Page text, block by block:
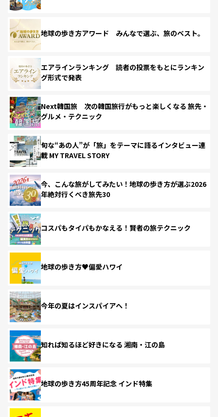
地球の歩き方アワード みんなで選ぶ、旅のベスト。
エアラインランキング 読者の投票をもとにランキン
グ形式で発表
Next韓国旅 次の韓国旅行がもっと楽しくなる 旅先・
グルメ・テクニック
旬な“あの人”が「旅」をテーマに語るインタビュー連
載 MY TRAVEL STORY
今、こんな旅がしてみたい！地球の歩き方が選ぶ2026
年絶対行くべき旅先30
コスパもタイパもかなえる！賢者の旅テクニック
地球の歩き方♥偏愛ハワイ
今年の夏はインスパイアへ！
知れば知るほど好きになる 湘南・江の島
地球の歩き方45周年記念 インド特集